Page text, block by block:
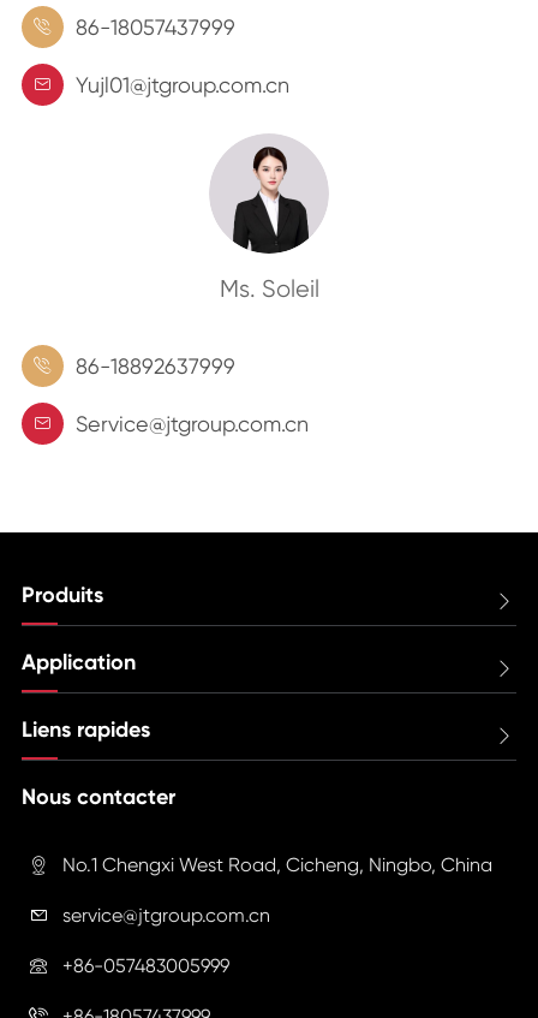
 86-18057437999
 Yujl01@jtgroup.com.cn
Ms. Soleil
 86-18892637999
 Service@jtgroup.com.cn
Produits 
Application 
Liens rapides 
Nous contacter
 No.1 Chengxi West Road, Cicheng, Ningbo, China
 service@jtgroup.com.cn
 +86-057483005999